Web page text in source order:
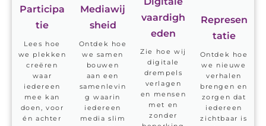
Participa
tie
Lees hoe
we plekken
creëren
waar
iedereen
mee kan
doen, voor
én achter
Mediawij
sheid
Ontdek hoe
we samen
bouwen
aan een
samenlevin
g waarin
iedereen
media slim
vaardigh
eden
Zie hoe wij
digitale
drempels
verlagen
en mensen
met en
zonder
Represen
tatie
Ontdek hoe
we nieuwe
verhalen
brengen en
zorgen dat
iedereen
zichtbaar is